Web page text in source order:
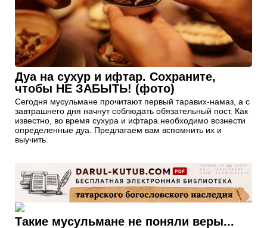
Дуа на сухур и ифтар. Сохраните,
чтобы НЕ ЗАБЫТЬ! (фото)
Сегодня мусульмане прочитают первый таравих-намаз, а с
завтрашнего дня начнут соблюдать обязательный пост. Как
известно, во время сухура и ифтара необходимо вознести
определенные дуа. Предлагаем вам вспомнить их и
выучить.
Такие мусульмане не поняли веры...